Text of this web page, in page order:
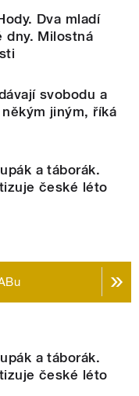
Dva mladí
dny. Milostná
svobodu a
jiným, říká
a táborák.
české léto
a táborák.
české léto